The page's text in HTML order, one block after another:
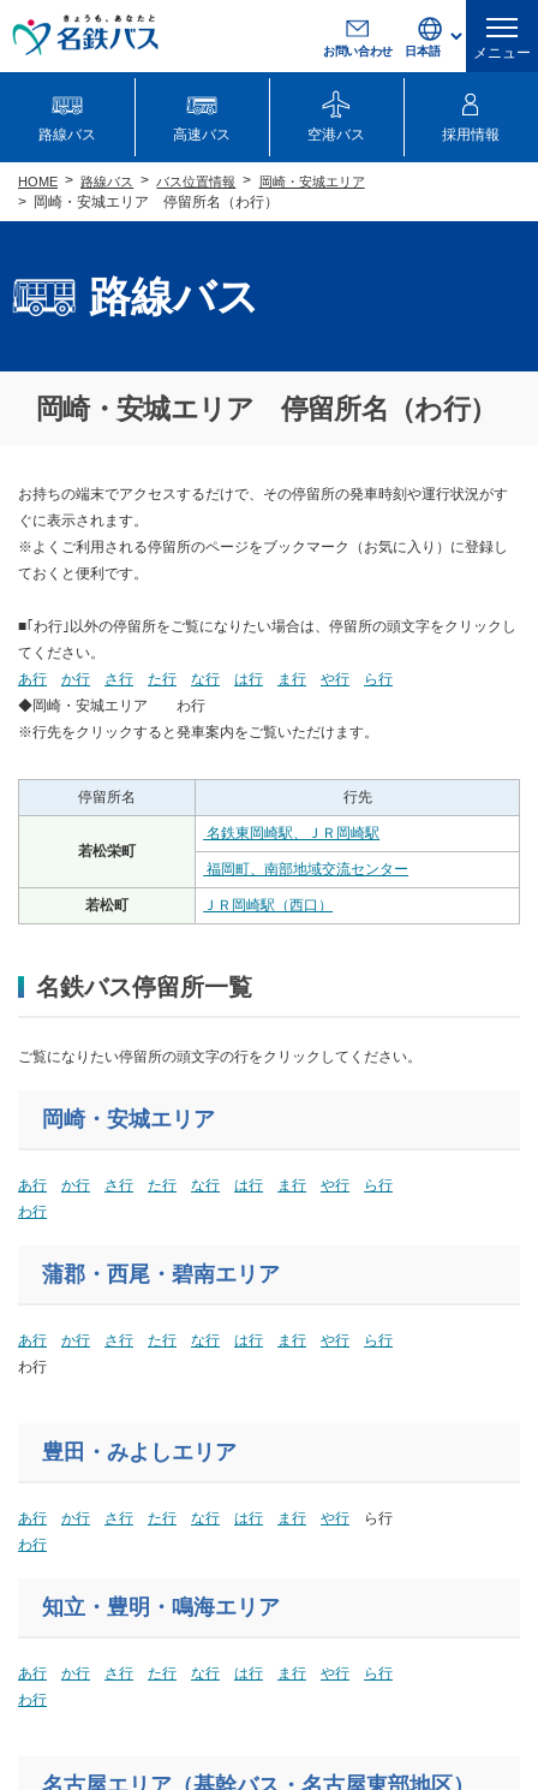
お問い合わせ メニュー
路線バス 高速バス 空港バス 採用情報
路線バス
HOME 路線バス バス位置情報 岡崎・安城エリア
岡崎・安城エリア 停留所名（わ行）
岡崎・安城エリア 停留所名（わ行）
お持ちの端末でアクセスするだけで、その停留所の発車時刻や運行状況がす
ぐに表示されます。
※よくご利用される停留所のページをブックマーク（お気に入り）に登録し
ておくと便利です。
■｢わ行｣以外の停留所をご覧になりたい場合は、停留所の頭文字をクリックし
てください。
あ行
か行 さ行 た行 な行 は行 ま行 や行
ら行
◆岡崎・安城エリア わ行
※行先をクリックすると発車案内をご覧いただけます。
停留所名 行先
若松栄町
名鉄東岡崎駅、ＪＲ岡崎駅
福岡町、南部地域交流センター
若松町 ＪＲ岡崎駅（西口）
名鉄バス停留所一覧
ご覧になりたい停留所の頭文字の行をクリックしてください。
岡崎・安城エリア
あ行 か行 さ行 た行 な行 は行 ま行 や行
ら行
わ行
蒲郡 ・西尾・碧南エリア
あ行 か行 さ行 た行 な行 は行 ま行 や行
ら行
わ行
豊田・みよしエリア
あ行 か行 さ行 た行 な行 は行 ま行 や行 ら行
わ行
知立・豊明・鳴海エリア
あ行 か行 さ行 た行 な行 は行 ま行 や行
ら行
わ行
名古屋エリア（基幹バス・名古屋東部地区）